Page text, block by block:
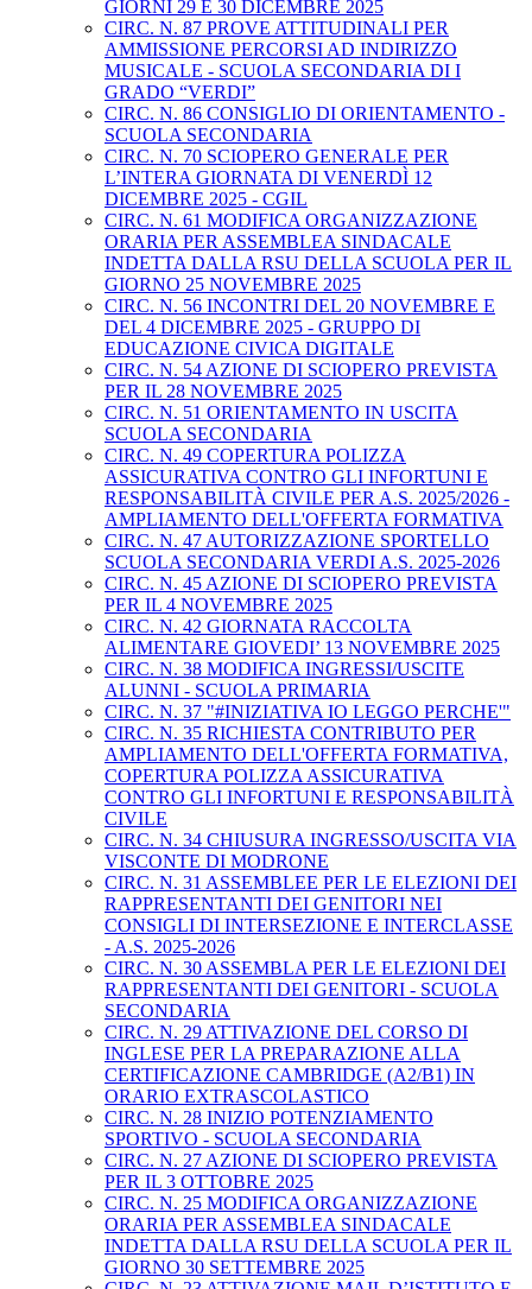
GIORNI 29 E 30 DICEMBRE 2025
CIRC. N. 87 PROVE ATTITUDINALI PER
AMMISSIONE PERCORSI AD INDIRIZZO
MUSICALE - SCUOLA SECONDARIA DI I
GRADO “VERDI”
CIRC. N. 86 CONSIGLIO DI ORIENTAMENTO -
SCUOLA SECONDARIA
CIRC. N. 70 SCIOPERO GENERALE PER
L’INTERA GIORNATA DI VENERDÌ 12
DICEMBRE 2025 - CGIL
CIRC. N. 61 MODIFICA ORGANIZZAZIONE
ORARIA PER ASSEMBLEA SINDACALE
INDETTA DALLA RSU DELLA SCUOLA PER IL
GIORNO 25 NOVEMBRE 2025
CIRC. N. 56 INCONTRI DEL 20 NOVEMBRE E
DEL 4 DICEMBRE 2025 - GRUPPO DI
EDUCAZIONE CIVICA DIGITALE
CIRC. N. 54 AZIONE DI SCIOPERO PREVISTA
PER IL 28 NOVEMBRE 2025
CIRC. N. 51 ORIENTAMENTO IN USCITA
SCUOLA SECONDARIA
CIRC. N. 49 COPERTURA POLIZZA
ASSICURATIVA CONTRO GLI INFORTUNI E
RESPONSABILITÀ CIVILE PER A.S. 2025/2026 -
AMPLIAMENTO DELL'OFFERTA FORMATIVA
CIRC. N. 47 AUTORIZZAZIONE SPORTELLO
SCUOLA SECONDARIA VERDI A.S. 2025-2026
CIRC. N. 45 AZIONE DI SCIOPERO PREVISTA
PER IL 4 NOVEMBRE 2025
CIRC. N. 42 GIORNATA RACCOLTA
ALIMENTARE GIOVEDI’ 13 NOVEMBRE 2025
CIRC. N. 38 MODIFICA INGRESSI/USCITE
ALUNNI - SCUOLA PRIMARIA
CIRC. N. 37 "#INIZIATIVA IO LEGGO PERCHE'"
CIRC. N. 35 RICHIESTA CONTRIBUTO PER
AMPLIAMENTO DELL'OFFERTA FORMATIVA,
COPERTURA POLIZZA ASSICURATIVA
CONTRO GLI INFORTUNI E RESPONSABILITÀ
CIVILE
CIRC. N. 34 CHIUSURA INGRESSO/USCITA VIA
VISCONTE DI MODRONE
CIRC. N. 31 ASSEMBLEE PER LE ELEZIONI DEI
RAPPRESENTANTI DEI GENITORI NEI
CONSIGLI DI INTERSEZIONE E INTERCLASSE
- A.S. 2025-2026
CIRC. N. 30 ASSEMBLA PER LE ELEZIONI DEI
RAPPRESENTANTI DEI GENITORI - SCUOLA
SECONDARIA
CIRC. N. 29 ATTIVAZIONE DEL CORSO DI
INGLESE PER LA PREPARAZIONE ALLA
CERTIFICAZIONE CAMBRIDGE (A2/B1) IN
ORARIO EXTRASCOLASTICO
CIRC. N. 28 INIZIO POTENZIAMENTO
SPORTIVO - SCUOLA SECONDARIA
CIRC. N. 27 AZIONE DI SCIOPERO PREVISTA
PER IL 3 OTTOBRE 2025
CIRC. N. 25 MODIFICA ORGANIZZAZIONE
ORARIA PER ASSEMBLEA SINDACALE
INDETTA DALLA RSU DELLA SCUOLA PER IL
GIORNO 30 SETTEMBRE 2025